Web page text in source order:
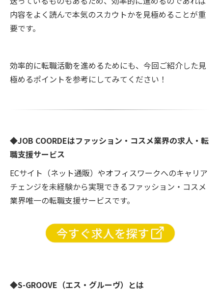
内容をよく読んで本気のスカウトかを見極めることが重
要です。
効率的に転職活動を進めるためにも、今回ご紹介した見
極めるポイントを参考にしてみてください！
◆JOB COORDEはファッション・コスメ業界の求人・転
職支援サービス
ECサイト（ネット通販）やオフィスワークへのキャリア
チェンジを未経験から実現できるファッション・コスメ
業界唯一の転職支援サービスです。
◆S-GROOVE（エス・グルーヴ）とは